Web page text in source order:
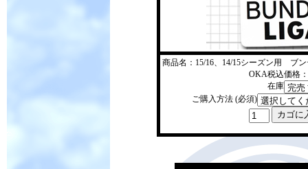
商品名：15/16、14/15シーズン用 ブ
OKA税込価格
在庫
ご購入方法 (必須)